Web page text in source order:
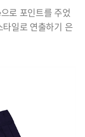
로 포인트를 주었
일로 연출하기 은